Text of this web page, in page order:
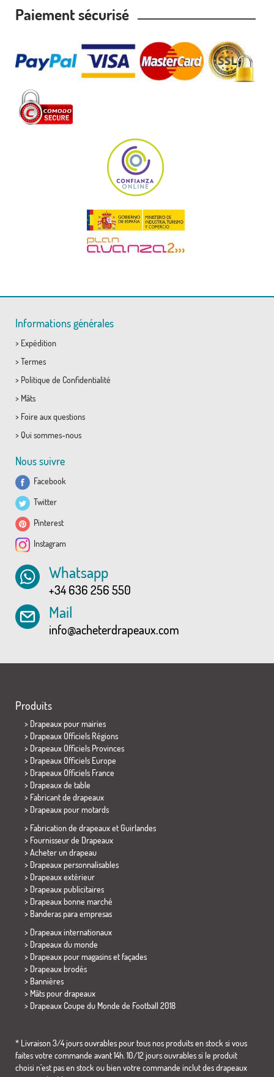
Paiement sécurisé
Informations générales
> Expédition
> Termes
> Politique de Confidentialité
> Mâts
> Foire aux questions
> Qui sommes-nous
Nous suivre
Facebook
Twitter
Pinterest
Instagram
Whatsapp
+34 636 256 550
Mail
info@acheterdrapeaux.com
Produits
> Drapeaux pour mairies
> Drapeaux Officiels Régions
> Drapeaux Officiels Provinces
> Drapeaux Officiels Europe
> Drapeaux Officiels France
> Drapeaux de table
> Fabricant de drapeaux
> Drapeaux pour motards
> Fabrication de drapeaux et Guirlandes
> Fournisseur de Drapeaux
> Acheter un drapeau
> Drapeaux personnalisables
> Drapeaux extérieur
> Drapeaux publicitaires
> Drapeaux bonne marché
> Banderas para empresas
> Drapeaux internationaux
> Drapeaux du monde
> Drapeaux pour magasins et façades
> Drapeaux brodés
> Bannières
> Mâts pour drapeaux
> Drapeaux Coupe du Monde de Football 2018
* Livraison 3/4 jours ouvrables pour tous nos produits en stock si vous
faites votre commande avant 14h. 10/12 jours ouvrables si le produit
choisi n´est pas en stock ou bien votre commande inclut des drapeaux